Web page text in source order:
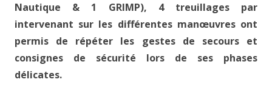
Nautique & 1 GRIMP), 4 treuillages par
intervenant sur les différentes manœuvres ont
permis de répéter les gestes de secours et
consignes de sécurité lors de ses phases
délicates.